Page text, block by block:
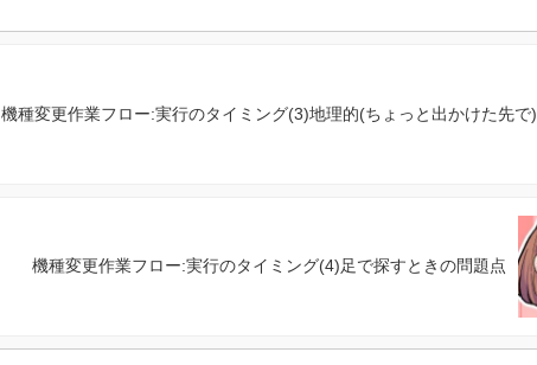
機種変更作業フロー:実行のタイミング(3)地理的(ちょっと出かけた先で)
機種変更作業フロー:実行のタイミング(4)足で探すときの問題点